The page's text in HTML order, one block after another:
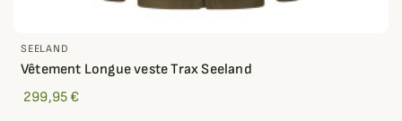
SEELAND
Vêtement Longue veste Trax Seeland
299,95 €